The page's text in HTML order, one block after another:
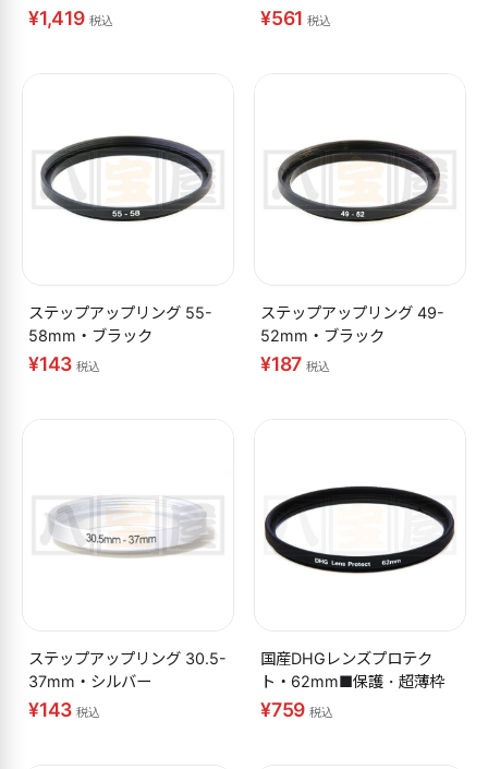
¥1,419 税込 ¥561税込
ステップアップリング 55-
58mm・ブラック
¥143税込
ステップアップリング 49-
52mm・ブラック
¥187税込
ステップアップリング 30.5-
37mm・シルバー
¥143税込
国産DHGレンズプロテク
ト・62mm■保護・超薄枠
¥759税込